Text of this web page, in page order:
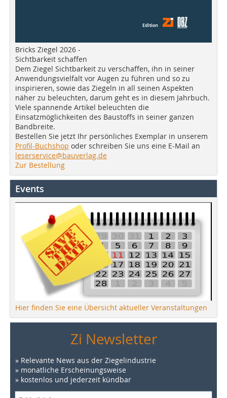
Bricks Ziegel 2026 -
Sichtbarkeit schaffen
Dem Ziegel Sichtbarkeit zu verschaffen, ihn in seiner
Anwendungsvielfalt vor Augen zu führen und so zu
inspirieren, sowie das Ziegeln in all seinen Aspekten
näher zu beleuchten, darum geht es in diesem Jahrbuch.
Viele spannende Artikel beleuchten die
Einsatzmöglichkeiten des Baustoffs in seiner ganzen
Bandbreite.
Bestellen Sie jetzt Ihr persönliches Exemplar in unserem
Profil-Buchshop oder schreiben Sie uns eine E-Mail an
leserservice@bauverlag.de
Zur Bestellung
Events
Hier finden Sie eine Übersicht aktueller Veranstaltungen
Zi Newsletter
» Relevante News aus der Ziegelindustrie
» monatliche Erscheinungsweise
» kostenlos und jederzeit kündbar